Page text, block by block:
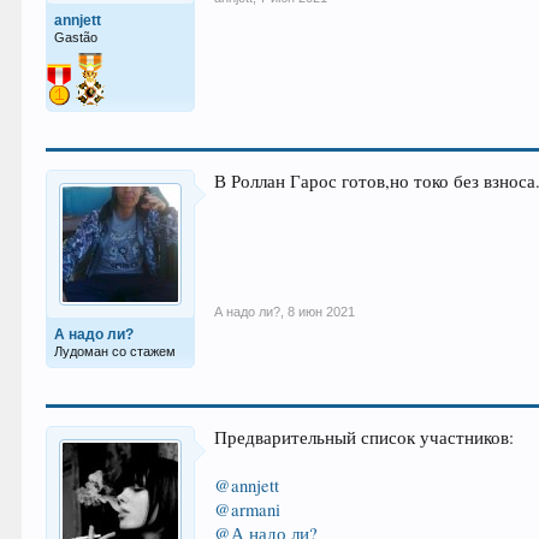
annjett
Gastão
А надо ли?
Лудоман со стажем
В Роллан Гарос готов,но токо без
А надо ли? 8 июн 2021
Предварительный список участников:
@annjett
@armani
@А надо ли?